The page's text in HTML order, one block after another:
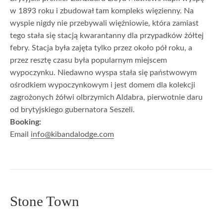
w 1893 roku i zbudował tam kompleks więzienny. Na
wyspie nigdy nie przebywali więźniowie, która zamiast
tego stała się stacją kwarantanny dla przypadków żółtej
febry. Stacja była zajęta tylko przez około pół roku, a
przez resztę czasu była popularnym miejscem
wypoczynku. Niedawno wyspa stała się państwowym
ośrodkiem wypoczynkowym i jest domem dla kolekcji
zagrożonych żółwi olbrzymich Aldabra, pierwotnie daru
od brytyjskiego gubernatora Seszeli.
Booking:
Email info@kibandalodge.com
Stone Town